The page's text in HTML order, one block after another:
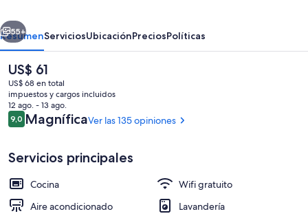
Vista a la playa o al mar
Siguiente
55+
ResumenServiciosUbicaciónPreciosPolíticas
El
precio
actual
es
de
US$ 61
US$ 61
US$ 68 en total
impuestos y cargos incluidos
12 ago. - 13 ago.
Opiniones
9,09,0 de 10
MagníficaVer las 135 opiniones
Servicios principales
Cocina
Wifi gratuito
Aire acondicionado
Lavandería